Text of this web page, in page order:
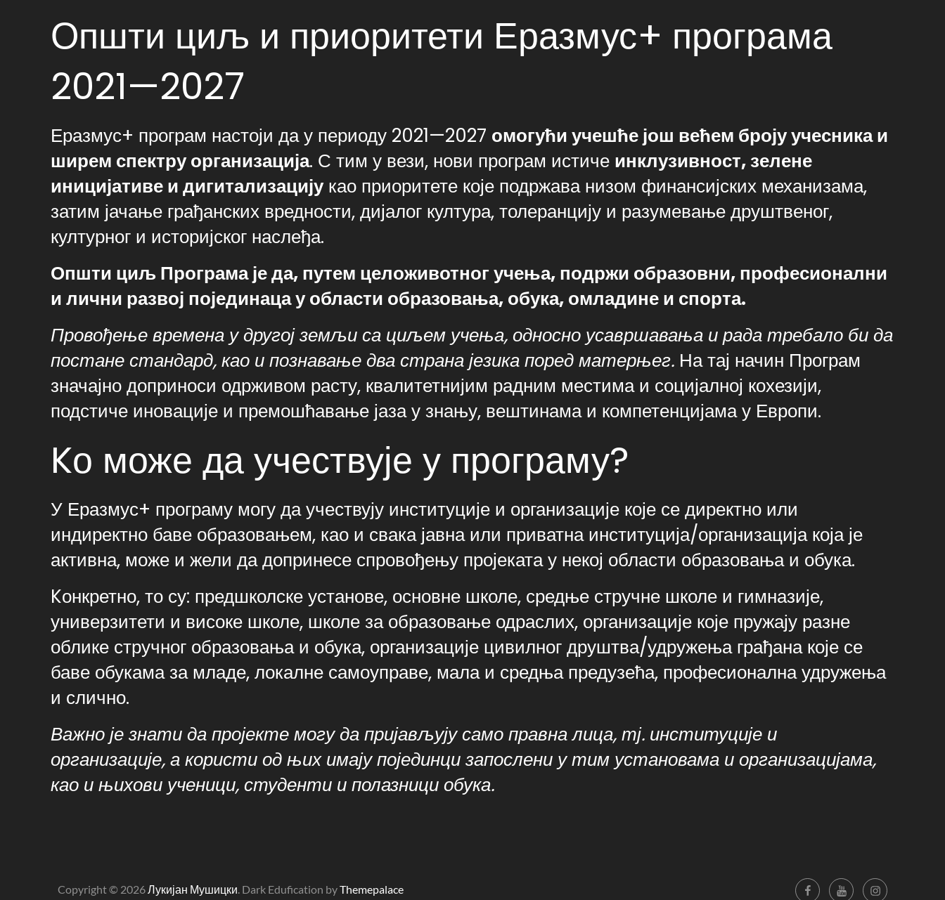
Општи циљ и приоритети Еразмус+ програма
2021—2027
Еразмус+ програм настоји да у периоду 2021—2027 омогући учешће још већем броју учесника и
ширем спектру организација. С тим у вези, нови програм истиче инклузивност, зелене
иницијативе и дигитализацијукао приоритете које подржава низом финансијских механизама,
затим јачање грађанских вредности, дијалог култура, толеранцију и разумевање друштвеног,
културног и историјског наслеђа.
Општи циљ Програма је да, путем целоживотног учења, подржи образовни, професионални
и лични развој појединаца у области образовања, обука, омладине и спорта.
Провођење времена у другој земљи са циљем учења, односно усавршавања и рада требало би да
постане стандард, као и познавање два страна језика поред матерњег. На тај начин Програм
значајно доприноси одрживом расту, квалитетнијим радним местима и социјалној кохезији,
подстиче иновације и премошћавање јаза у знању, вештинама и компетенцијама у Европи.
Kо може да учествује у програму?
У Еразмус+ програму могу да учествују институције и организације које се директно или
индиректно баве образовањем, као и свака јавна или приватна институција/организација која је
активна, може и жели да допринесе спровођењу пројеката у некој области образовања и обука.
Kонкретно, то су: предшколске установе, основне школе, средње стручне школе и гимназије,
универзитети и високе школе, школе за образовање одраслих, организације које пружају разне
облике стручног образовања и обука, организације цивилног друштва/удружења грађана које се
баве обукама за младе, локалне самоуправе, мала и средња предузећа, професионална удружења
и слично.
Важно је знати да пројекте могу да пријављују само правна лица, тј. институције и
организације, а користи од њих имају појединци запослени у тим установама и организацијама,
као и њихови ученици, студенти и полазници обука.
Copyright © 2026Лукијан Мушицки. Dark Edufication byThemepalace
FacebookYouTubeInstagram